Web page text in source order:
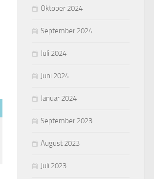
Oktober 2024
September 2024
Juli 2024
Juni 2024
Januar 2024
September 2023
August 2023
Juli 2023